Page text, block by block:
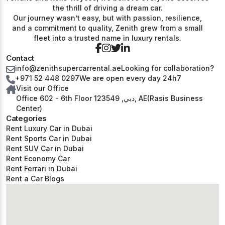
the thrill of driving a dream car.
Our journey wasn’t easy, but with passion, resilience,
and a commitment to quality, Zenith grew from a small
fleet into a trusted name in luxury rentals.
Categories
Rent Luxury Car in Dubai
Rent Sports Car in Dubai
Rent SUV Car in Dubai
Rent Economy Car
Rent Ferrari in Dubai
Rent a Car Blogs
Contact
info@zenithsupercarrental.aeLooking for collaboration?
+971 52 448 0297We are open every day 24h7
Visit our Office
Office 602 - 6th Floor دبي, 123549, AE(Rasis Business
Center)